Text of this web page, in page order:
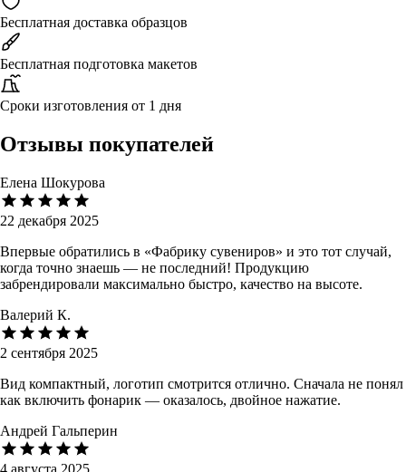
Бесплатная доставка образцов
Бесплатная подготовка макетов
Сроки изготовления от 1 дня
Отзывы покупателей
Елена Шокурова
22 декабря 2025
Впервые обратились в «Фабрику сувениров» и это тот случай,
когда точно знаешь — не последний! Продукцию
забрендировали максимально быстро, качество на высоте.
Валерий К.
2 сентября 2025
Вид компактный, логотип смотрится отлично. Сначала не понял
как включить фонарик — оказалось, двойное нажатие.
Андрей Гальперин
4 августа 2025